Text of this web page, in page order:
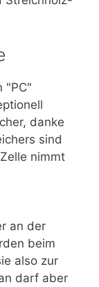
"PC"
danke
sind
nimmt
an der
beim
also zur
darf aber